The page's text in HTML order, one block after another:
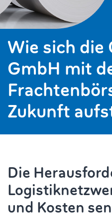
Wie sich die
GmbH mit
Zukunft
Die
und Kosten